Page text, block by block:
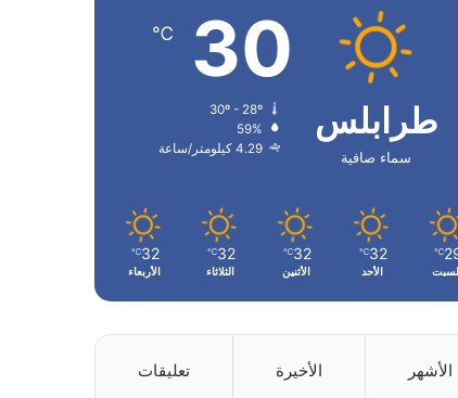
طرابلس
سماء صافية
30
℃
59%
4.29 كيلومتر/ساعة
℃
32
℃
الأحد
32
℃
الأثنين
32
℃
الثلاثاء
32
℃
الأربعاء
الأشهر الأخيرة تعليقات